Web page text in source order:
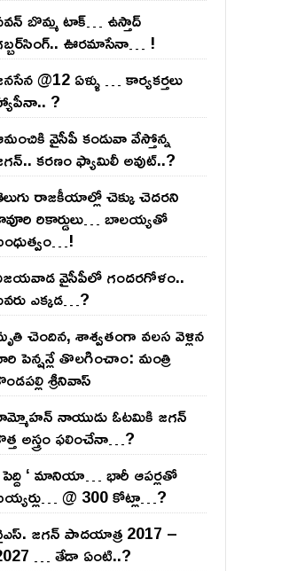
బొమ్మ టాక్‌… ఉస్తాద్
ఊర‌మాసేనా… !
@12 ఏళ్ళు … కార్యకర్తలు
?
వైసీపీ కండువా వేస్తోన్న
క‌ర‌ణం ఫ్యామిలీ అవుట్‌..?
రాజ‌కీయాల్లో చెక్కు చెద‌ర‌ని
రికార్డులు… బాల‌య్యతో
వైసీపీలో గంద‌ర‌గోళం..
ఎక్క‌డ‌…?
చెందిన, శాశ్వతంగా వలస వెళ్లిన
పెన్ష‌న్లే తొల‌గించాం: మంత్రి
శ్రీనివాస్
నాయుడు ఓట‌మికి జ‌గ‌న్
అస్త్రం ఫ‌లించేనా…?
పెద్ది ‘ మానియా… భారీ ఆప‌ర్ల‌తో
@ 300 కోట్లా…?
జ‌గ‌న్ పాద‌యాత్ర 2017 –
… తేడా ఏంటి..?